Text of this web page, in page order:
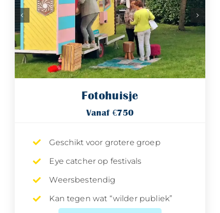
Fotohuisje
Vanaf €750
Geschikt voor grotere groep
Eye catcher op festivals
Weersbestendig
Kan tegen wat “wilder publiek”